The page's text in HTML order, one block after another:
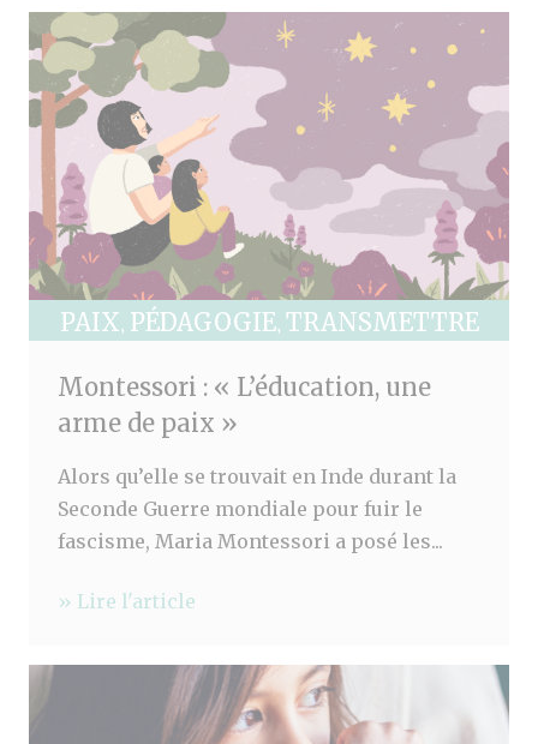
PAIX, PÉDAGOGIE, TRANSMETTRE
Montessori : « L’éducation, une
arme de paix »
Alors qu’elle se trouvait en Inde durant la
Seconde Guerre mondiale pour fuir le
fascisme, Maria Montessori a posé les...
» Lire l'article